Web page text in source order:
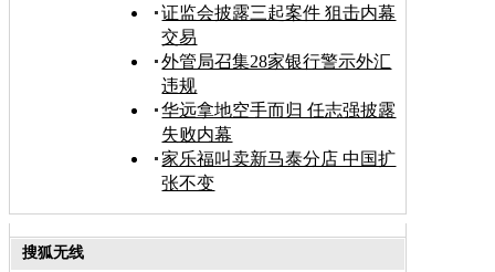
证监会披露三起案件 狙击内幕
交易
外管局召集28家银行警示外汇
违规
华远拿地空手而归 任志强披露
失败内幕
家乐福叫卖新马泰分店 中国扩
张不变
搜狐无线